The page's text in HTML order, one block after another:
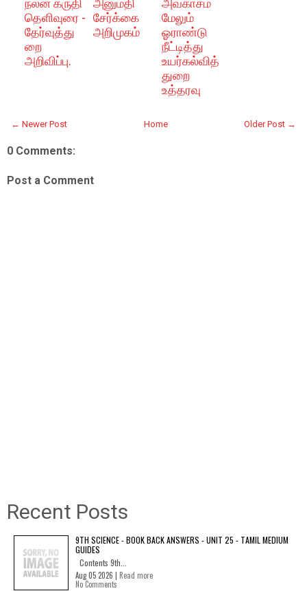
நலன் கருதி
தெளிவுரை -
தேர்வுத்து
றை
அறிவிப்பு.
அனுமதி
சேர்க்கை
அறிமுகம்
அவகாசம்
மேலும்
ஓராண்டு
நீட்டித்து
உயர்கல்வித்
துறை
உத்தரவு
← Newer Post Older Post →
Home
0 Comments:
Post a Comment
Recent Posts
9TH SCIENCE - BOOK BACK ANSWERS - UNIT 25 - TAMIL MEDIUM
GUIDES
Contents 9th...
Aug 05 2026 | Read more
No Comments